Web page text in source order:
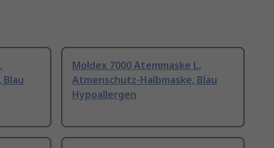
Moldex 7000 Atemmaske L,
Atmenschutz-Halbmaske, Blau
Hypoallergen